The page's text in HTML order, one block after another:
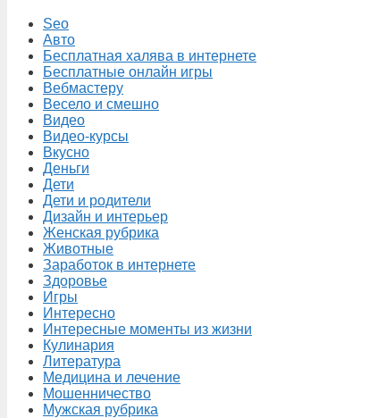
Seo
Авто
Бесплатная халява в интернете
Бесплатные онлайн игры
Вебмастеру
Весело и смешно
Видео
Видео-курсы
Вкусно
Деньги
Дети
Дети и родители
Дизайн и интерьер
Женская рубрика
Животные
Заработок в интернете
Здоровье
Игры
Интересно
Интересные моменты из жизни
Кулинария
Литература
Медицина и лечение
Мошенничество
Мужская рубрика